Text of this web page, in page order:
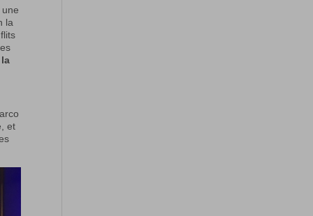
la
et